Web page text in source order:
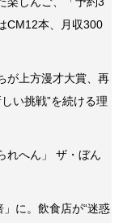
CM12本、月収300
が上方漫才大賞、再
い挑戦”を続ける理
れへん」 ザ・ぼん
に。飲食店が“迷惑